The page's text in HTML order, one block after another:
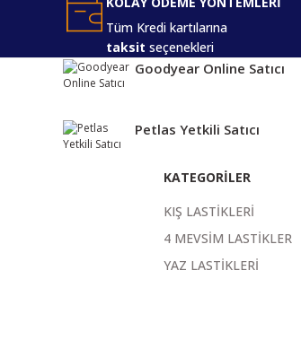
Tüm Kredi kartılarına
taksit seçenekleri
Goodyear Online Satıcı
Petlas Yetkili Satıcı
KATEGORİLER
KIŞ LASTİKLERİ
4 MEVSİM LASTİKLER
YAZ LASTİKLERİ